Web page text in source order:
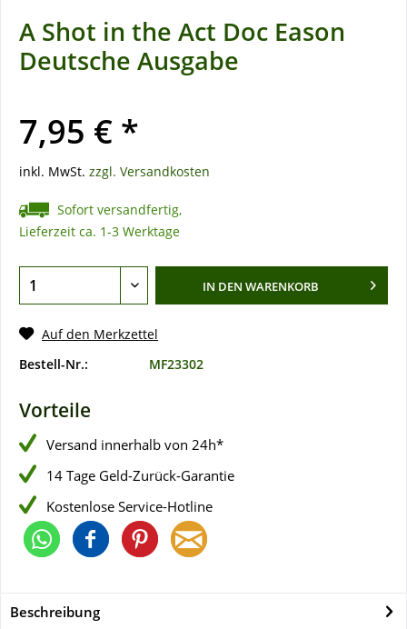
A Shot in the Act Doc Eason
Deutsche Ausgabe
7,95 € *
inkl. MwSt. zzgl. Versandkosten
Sofort versandfertig,
Lieferzeit ca. 1-3 Werktage
IN DEN WARENKORB
Auf den Merkzettel
Bestell-Nr.:
MF23302
Vorteile
Versand innerhalb von 24h*
14 Tage Geld-Zurück-Garantie
Kostenlose Service-Hotline
Beschreibung